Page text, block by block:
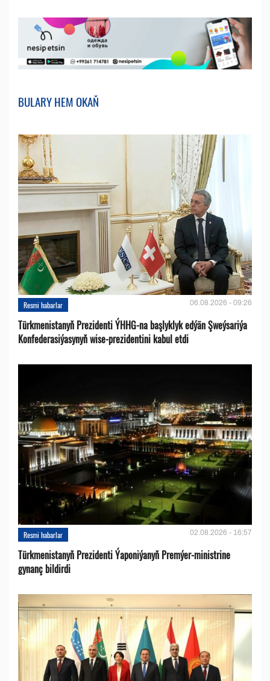
BULARY HEM OKAŇ
Resmi habarlar 06.08.2026 - 09:26
Türkmenistanyň Prezidenti ÝHHG-na başlyklyk edýän Şweýsariýa
Konfederasiýasynyň wise-prezidentini kabul etdi
Resmi habarlar 02.08.2026 - 16:57
Türkmenistanyň Prezidenti Ýaponiýanyň Premýer-ministrine
gynanç bildirdi